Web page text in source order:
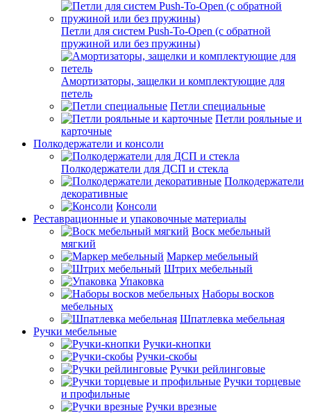
Петли для систем Push-To-Open (с обратной
пружиной или без пружины)
Амортизаторы, защелки и комплектующие для
петель
Петли специальные
Петли рояльные и
карточные
Полкодержатели и консоли
Полкодержатели для ДСП и стекла
Полкодержатели
декоративные
Консоли
Реставрационные и упаковочные материалы
Воск мебельный
мягкий
Маркер мебельный
Штрих мебельный
Упаковка
Наборы восков
мебельных
Шпатлевка мебельная
Ручки мебельные
Ручки-кнопки
Ручки-скобы
Ручки рейлинговые
Ручки торцевые
и профильные
Ручки врезные